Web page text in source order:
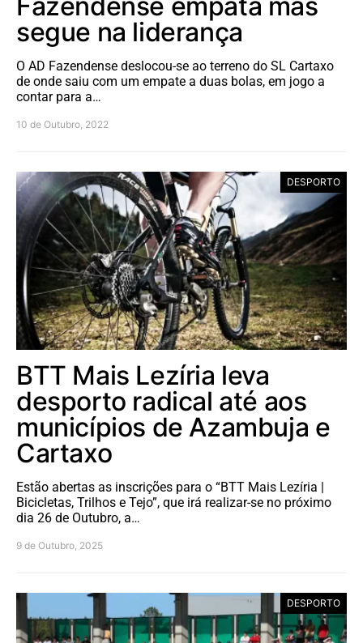
segue na liderança
O AD Fazendense deslocou-se ao terreno do SL Cartaxo
de onde saiu com um empate a duas bolas, em jogo a
contar para a…
10 de Outubro, 2022
DESPORTO
BTT Mais Lezíria leva
desporto radical até aos
municípios de Azambuja e
Cartaxo
Estão abertas as inscrições para o “BTT Mais Lezíria |
Bicicletas, Trilhos e Tejo”, que irá realizar-se no próximo
dia 26 de Outubro, a…
9 de Outubro, 2025
DESPORTO